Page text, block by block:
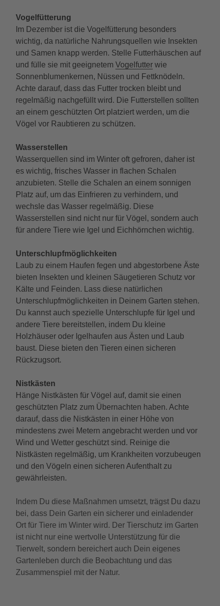
Vogelfütterung
Im Dezember ist die Vogelfütterung besonders
wichtig, da natürliche Nahrungsquellen wie Insekten
und Samen knapp werden. Stelle Futterhäuschen auf
und fülle sie mit geeignetem Vogelfutter wie
Sonnenblumenkernen, Nüssen und Fettknödeln.
Achte darauf, dass das Futter trocken bleibt und
regelmäßig nachgefüllt wird. Die Futterstellen sollten
an einem geschützten Ort platziert werden, um die
Vögel vor Raubtieren zu schützen.
Wasserstellen
Wasserquellen sind im Winter oft gefroren, daher ist
es wichtig, frisches Wasser in flachen Schalen
anzubieten. Stelle die Schalen an einem sonnigen
Platz auf, um das Einfrieren zu verhindern, und
wechsle das Wasser regelmäßig. Diese
Wasserstellen sind nicht nur für Vögel, sondern auch
für andere Tiere wie Igel und Eichhörnchen wichtig.
Unterschlupfmöglichkeiten
Laub zu einem Haufen fegen und abgestorbene Äste
bieten Insekten und kleinen Säugetieren Schutz vor
Kälte und Feinden. Lass diese natürlichen
Unterschlupfmöglichkeiten in Deinem Garten stehen.
Du kannst auch spezielle Unterschlupfe für Igel und
andere Tiere bereitstellen, indem Du kleine
Holzhäuser oder Igelhaufen aus Ästen und Laub
baust. Diese bieten den Tieren einen sicheren
Rückzugsort.
Nistkästen
Hänge Nistkästen für Vögel auf, damit sie einen
geschützten Platz zum Übernachten haben. Achte
darauf, dass die Nistkästen in einer Höhe von
mindestens zwei Metern angebracht werden und vor
Wind und Wetter geschützt sind. Reinige die
Nistkästen regelmäßig, um Krankheiten vorzubeugen
und den Vögeln einen sicheren Aufenthalt zu
gewährleisten.
Indem Du diese Maßnahmen umsetzt, trägst Du dazu
bei, dass Dein Garten ein sicherer und einladender
Ort für Tiere im Winter wird. Der Tierschutz im Garten
ist nicht nur eine wertvolle Unterstützung für die
Tierwelt, sondern bereichert auch Dein eigenes
Gartenleben durch die Beobachtung und das
Zusammenspiel mit der Natur.